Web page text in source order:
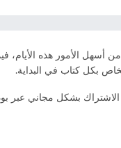
أسهل الأمور هذه الأيام،
بكل كتاب في البداية.